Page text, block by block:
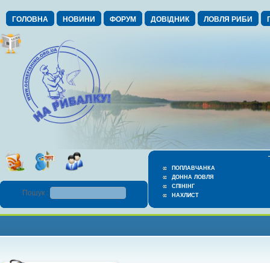
ГОЛОВНА НОВИНИ ФОРУМ ДОВІДНИК ЛОВЛЯ РИБИ
ПОПЛАВЧАНКА
ДОННА ЛОВЛЯ
СПІНІНГ
НАХЛИСТ
Пошук :